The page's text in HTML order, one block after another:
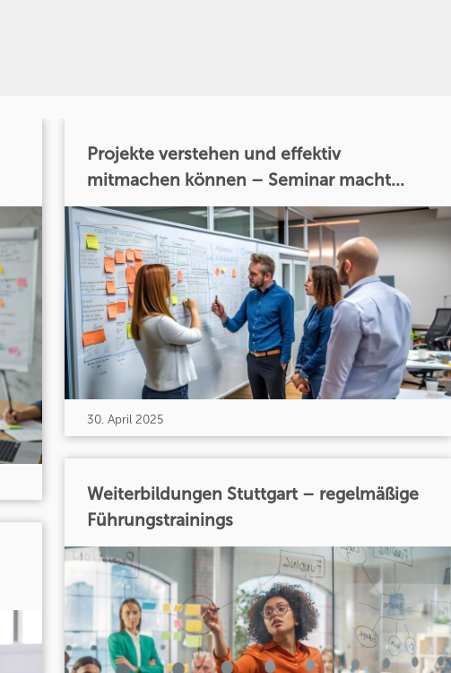
Projekte verstehen und effektiv
mitmachen können – Seminar macht...
30. April 2025
Weiterbildungen Stuttgart – regelmäßige
Führungstrainings